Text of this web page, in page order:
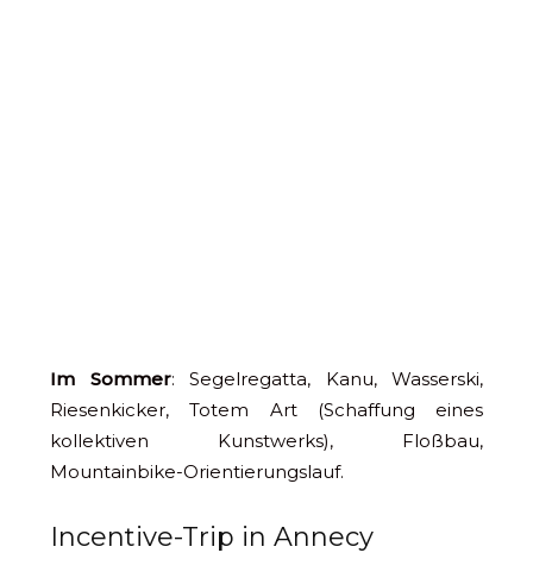
Im Sommer: Segelregatta, Kanu, Wasserski,
Riesenkicker, Totem Art (Schaffung eines
kollektiven Kunstwerks), Floßbau,
Mountainbike-Orientierungslauf.
Incentive-Trip in Annecy